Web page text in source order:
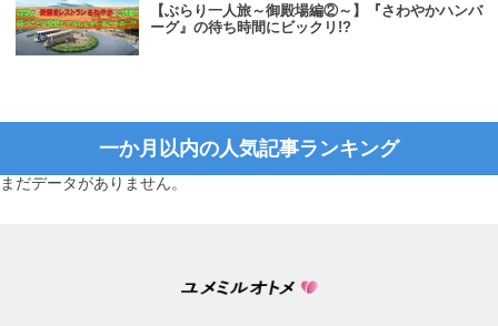
【ぶらり一人旅～御殿場編②～】『さわやかハンバ
ーグ』の待ち時間にビックリ!?
一か月以内の人気記事ランキング
まだデータがありません。